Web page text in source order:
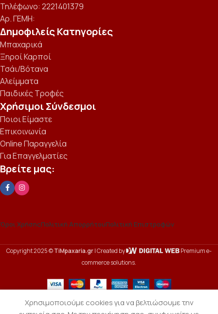
Τηλέφωνο: 2221401379
Αρ. ΓΕΜΗ:
Δημοφιλείς Κατηγορίες
Μπαχαρικά
Ξηροί Καρποί
Τσάι/Βότανα
Αλείμματα
Παιδικές Τροφές
Χρήσιμοι Σύνδεσμοι
Ποιοι Είμαστε
Επικοινωνία
Online Παραγγελία
Για Επαγγελματίες
Βρείτε μας:
Όροι ΧρήσηςΠολιτική ΑπορρήτουΠολιτική Επιστροφών
Copyright 2025 ©TiMpaxaria.gr| Created by
Premium e-
commerce solutions.
Χρησιμοποιούμε cookies για να βελτιώσουμε την
Μείγμα